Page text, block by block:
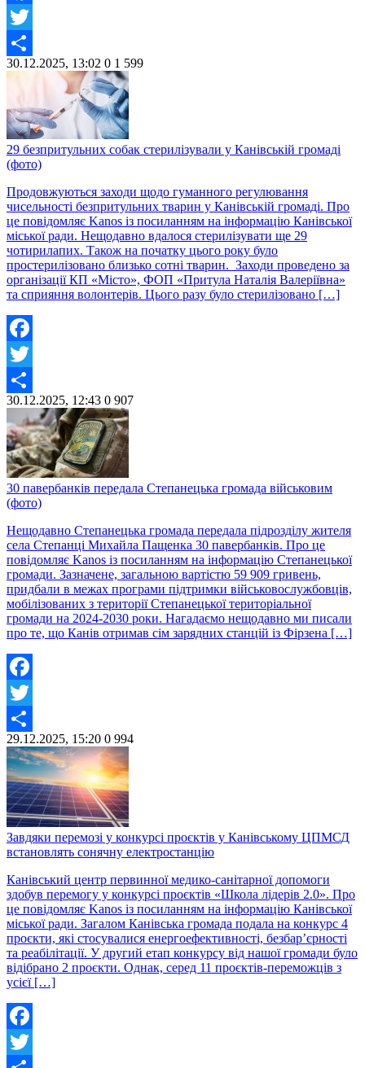
Facebook
Twitter
Share
30.12.2025, 13:02 0 1 599
29 безпритульних собак стерилізували у Канівській громаді
(фото)
Продовжуються заходи щодо гуманного регулювання
чисельності безпритульних тварин у Канівській громаді. Про
це повідомляє Kanos із посиланням на інформацію Канівської
міської ради. Нещодавно вдалося стерилізувати ще 29
чотирилапих. Також на початку цього року було
простерилізовано близько сотні тварин. Заходи проведено за
організації КП «Місто», ФОП «Притула Наталія Валеріївна»
та сприяння волонтерів. Цього разу було стерилізовано […]
Facebook
Twitter
Share
30.12.2025, 12:43 0 907
30 павербанків передала Степанецька громада військовим
(фото)
Нещодавно Степанецька громада передала підрозділу жителя
села Степанці Михайла Пащенка 30 павербанків. Про це
повідомляє Kanos із посиланням на інформацію Степанецької
громади. Зазначене, загальною вартістю 59 909 гривень,
придбали в межах програми підтримки військовослужбовців,
мобілізованих з території Степанецької територіальної
громади на 2024-2030 роки. Нагадаємо нещодавно ми писали
про те, що Канів отримав сім зарядних станцій із Фірзена […]
Facebook
Twitter
Share
29.12.2025, 15:20 0 994
Завдяки перемозі у конкурсі проєктів у Канівському ЦПМСД
встановлять сонячну електростанцію
Канівський центр первинної медико-санітарної допомоги
здобув перемогу у конкурсі проєктів «Школа лідерів 2.0». Про
це повідомляє Kanos із посиланням на інформацію Канівської
міської ради. Загалом Канівська громада подала на конкурс 4
проєкти, які стосувалися енергоефективності, безбар’єрності
та реабілітації. У другий етап конкурсу від нашої громади було
відібрано 2 проєкти. Однак, серед 11 проєктів-переможців з
усієї […]
Facebook